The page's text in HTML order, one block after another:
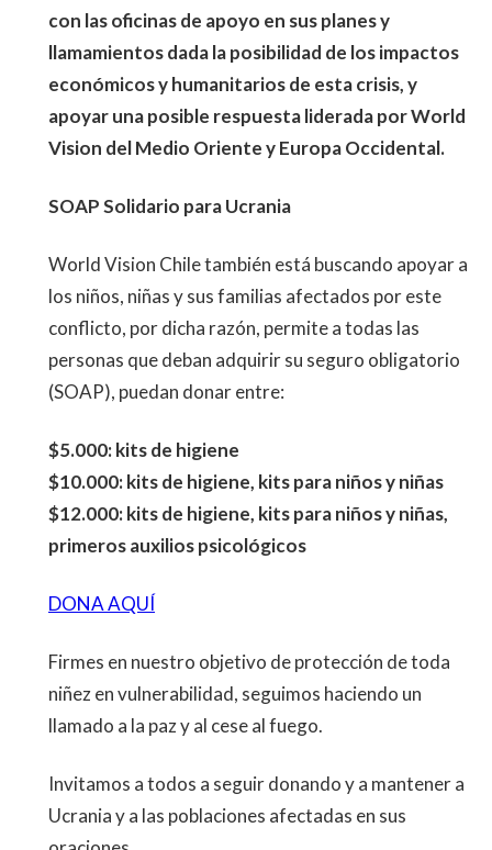
con las oficinas de apoyo en sus planes y
llamamientos dada la posibilidad de los impactos
económicos y humanitarios de esta crisis, y
apoyar una posible respuesta liderada por World
Vision del Medio Oriente y Europa Occidental.
SOAP Solidario para Ucrania
World Vision Chile también está buscando apoyar a
los niños, niñas y sus familias afectados por este
conflicto, por dicha razón, permite a todas las
personas que deban adquirir su seguro obligatorio
(SOAP), puedan donar entre:
$5.000: kits de higiene
$10.000: kits de higiene, kits para niños y niñas
$12.000: kits de higiene, kits para niños y niñas,
primeros auxilios psicológicos
DONA AQUÍ
Firmes en nuestro objetivo de protección de toda
niñez en vulnerabilidad, seguimos haciendo un
llamado a la paz y al cese al fuego.
Invitamos a todos a seguir donando y a mantener a
Ucrania y a las poblaciones afectadas en sus